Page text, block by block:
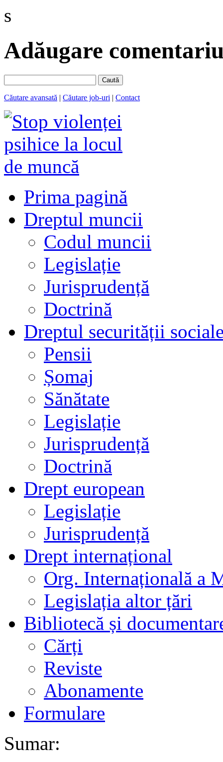
s
Adăugare
Caută
Căutare avansată | Căutare job-uri | Contact
Prima pagină
Dreptul muncii
Codul muncii
Legislație
Jurisprudență
Doctrină
Dreptul securității
Pensii
Șomaj
Sănătate
Legislație
Jurisprudență
Doctrină
Drept european
Legislație
Jurisprudență
Drept internațional
Org. Internațională a
Legislația altor țări
Bibliotecă și
Cărți
Reviste
Abonamente
Formulare
Sumar: